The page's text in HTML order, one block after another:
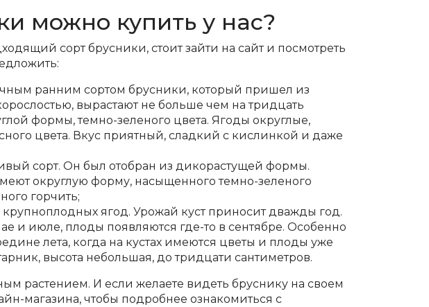
можно купить у нас?
сорт брусники, стоит зайти на сайт и посмотреть
ранним сортом брусники, который пришел из
вырастают не больше чем на тридцать
формы, темно-зеленого цвета. Ягоды округлые,
цвета. Вкус приятный, сладкий с кислинкой и даже
сорт. Он был отобран из дикорастущей формы.
округлую форму, насыщенного темно-зеленого
горчить;
ягод. Урожай куст приносит дважды год.
и июле, плоды появляются где-то в сентябре. Особенно
лета, когда на кустах имеются цветы и плоды уже
высота небольшая, до тридцати сантиметров.
растением. И если желаете видеть бруснику на своем
магазина, чтобы подробнее ознакомиться с